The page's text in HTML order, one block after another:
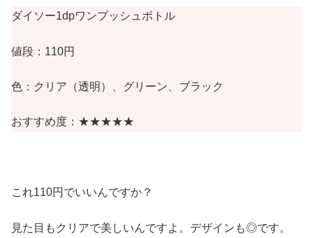
ダイソー1dpワンプッシュボトル
値段：110円
色：クリア（透明）、グリーン、ブラック
おすすめ度：★★★★★
これ110円でいいんですか？
見た目もクリアで美しいんですよ。デザインも◎です。